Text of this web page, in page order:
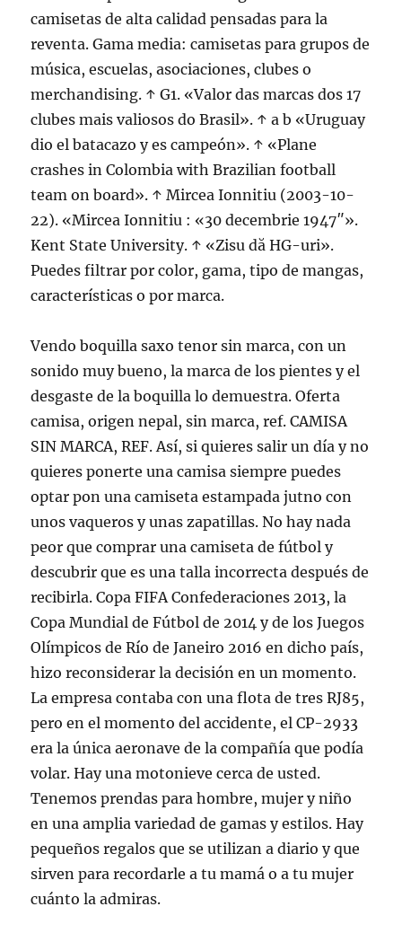
camisetas de alta calidad pensadas para la
reventa. Gama media: camisetas para grupos de
música, escuelas, asociaciones, clubes o
merchandising. ↑ G1. «Valor das marcas dos 17
clubes mais valiosos do Brasil». ↑ a b «Uruguay
dio el batacazo y es campeón». ↑ «Plane
crashes in Colombia with Brazilian football
team on board». ↑ Mircea Ionnitiu (2003-10-
22). «Mircea Ionnitiu : «30 decembrie 1947″».
Kent State University. ↑ «Zisu dă HG-uri».
Puedes filtrar por color, gama, tipo de mangas,
características o por marca.
Vendo boquilla saxo tenor sin marca, con un
sonido muy bueno, la marca de los pientes y el
desgaste de la boquilla lo demuestra. Oferta
camisa, origen nepal, sin marca, ref. CAMISA
SIN MARCA, REF. Así, si quieres salir un día y no
quieres ponerte una camisa siempre puedes
optar pon una camiseta estampada jutno con
unos vaqueros y unas zapatillas. No hay nada
peor que comprar una camiseta de fútbol y
descubrir que es una talla incorrecta después de
recibirla. Copa FIFA Confederaciones 2013, la
Copa Mundial de Fútbol de 2014 y de los Juegos
Olímpicos de Río de Janeiro 2016 en dicho país,
hizo reconsiderar la decisión en un momento.
La empresa contaba con una flota de tres RJ85,
pero en el momento del accidente, el CP-2933
era la única aeronave de la compañía que podía
volar. Hay una motonieve cerca de usted.
Tenemos prendas para hombre, mujer y niño
en una amplia variedad de gamas y estilos. Hay
pequeños regalos que se utilizan a diario y que
sirven para recordarle a tu mamá o a tu mujer
cuánto la admiras.